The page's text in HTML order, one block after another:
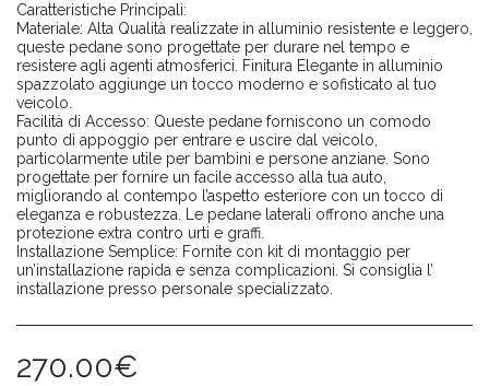
Caratteristiche Principali:
Materiale: Alta Qualità realizzate in alluminio resistente e leggero,
queste pedane sono progettate per durare nel tempo e
resistere agli agenti atmosferici. Finitura Elegante in alluminio
spazzolato aggiunge un tocco moderno e sofisticato al tuo
veicolo.
Facilità di Accesso: Queste pedane forniscono un comodo
punto di appoggio per entrare e uscire dal veicolo,
particolarmente utile per bambini e persone anziane. Sono
progettate per fornire un facile accesso alla tua auto,
migliorando al contempo l’aspetto esteriore con un tocco di
eleganza e robustezza. Le pedane laterali offrono anche una
protezione extra contro urti e graffi.
Installazione Semplice: Fornite con kit di montaggio per
un’installazione rapida e senza complicazioni. Si consiglia l’
installazione presso personale specializzato.
270.00€